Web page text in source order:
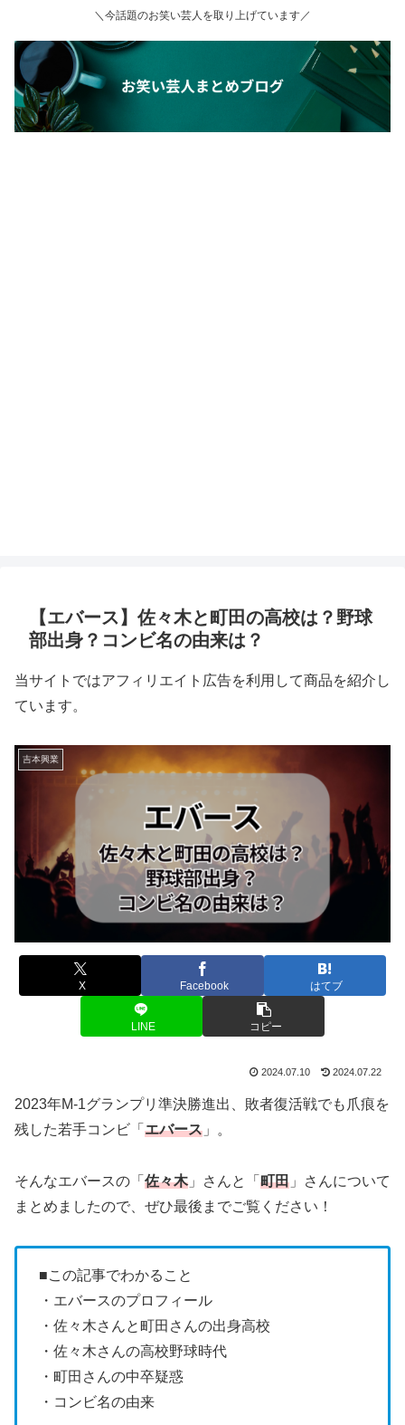
＼今話題のお笑い芸人を取り上げています／
【エバース】佐々木と町田の高校は？野球
部出身？コンビ名の由来は？
当サイトではアフィリエイト広告を利用して商品を紹介し
ています。
吉本興業
X Facebook はてブ
LINE コピー
2024.07.10 2024.07.22
2023年M-1グランプリ準決勝進出、敗者復活戦でも爪痕を
残した若手コンビ「 エバース 」。
そんなエバースの「 佐々木」さんと「 町田 」さんについて
まとめましたので、ぜひ最後までご覧ください！
■この記事でわかること
・エバースのプロフィール
・佐々木さんと町田さんの出身高校
・佐々木さんの高校野球時代
・町田さんの中卒疑惑
・コンビ名の由来